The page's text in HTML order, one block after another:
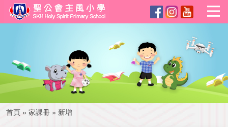
首頁 » 家課冊 » 新增